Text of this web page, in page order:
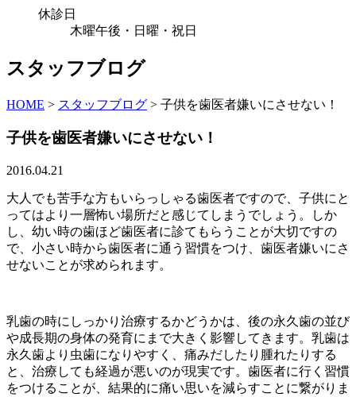
休診日
木曜午後・日曜・祝日
スタッフブログ
HOME > スタッフブログ > 子供を歯医者嫌いにさせない！
子供を歯医者嫌いにさせない！
2016.04.21
大人でも苦手な方もいらっしゃる歯医者ですので、子供にと
ってはより一層怖い場所だと感じてしまうでしょう。しか
し、幼い時の歯ほど歯医者に診てもらうことが大切ですの
で、小さい時から歯医者に通う習慣をつけ、歯医者嫌いにさ
せないことが求められます。
乳歯の時にしっかり治療するかどうかは、後の永久歯の並び
や成長期の身体の発育にまで大きく影響してきます。乳歯は
永久歯より虫歯になりやすく、痛みだしたり腫れたりする
と、治療しても経過が悪いのが現実です。歯医者に行く習慣
をつけることが、結果的に痛い思いを減らすことに繋がりま